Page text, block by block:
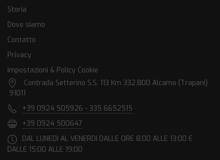
Storia
Dove siamo
Contatto
Privacy
Impostazioni & Policy Cookie
Contrada Setterino S.S. 113 Km 332,800 Alcamo (Trapani)
91011
+39 0924 505926 - 335 6652515
+39 0924 500647
DAL LUNEDI AL VENERDI DALLE ORE 8:00 ALLE 13:00 E
DALLE 15:00 ALLE 19:00